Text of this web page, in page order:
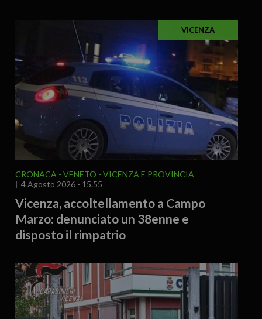
VICENZA
CRONACA VENETO
VICENZA E PROVINCIA
4 Agosto 2026 - 15.55
Vicenza, accoltellamento a Campo
Marzo: denunciato un 38enne e
disposto il rimpatrio